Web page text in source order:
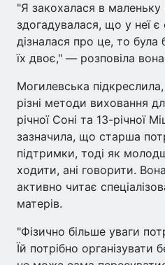
"Я закохалася в маленьку
здогадувалася, що у неї
дізналася про це, то
їх двоє," — розповіла
Могилевська
різні методи виховання
річної Соні та 13-річної
зазначила, що старша
підтримки, тоді як
ходити, ані говорити.
активно читає
матерів.
"Фізично більше уваги
Їй потрібно організувати